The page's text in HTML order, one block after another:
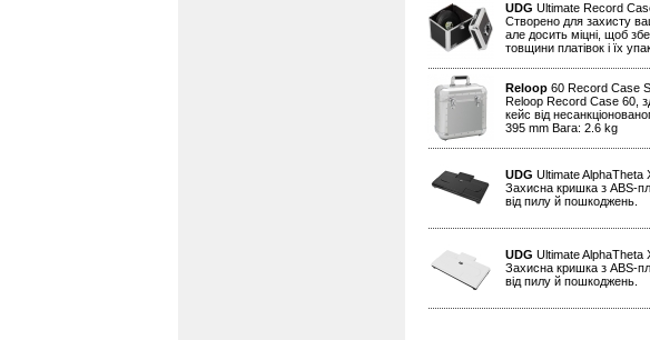
UDG Ultimate Record
Створено для захисту
але досить міцні, щоб
товщини платівок і їх
Reloop 60 Record Case
Reloop Record Case 60,
кейс від
395 mm Вага: 2.6 kg
UDG Ultimate
Захисна кришка з ABS-
від пилу й пошкоджень.
UDG Ultimate AlphaTheta
Захисна кришка з ABS-
від пилу й пошкоджень.